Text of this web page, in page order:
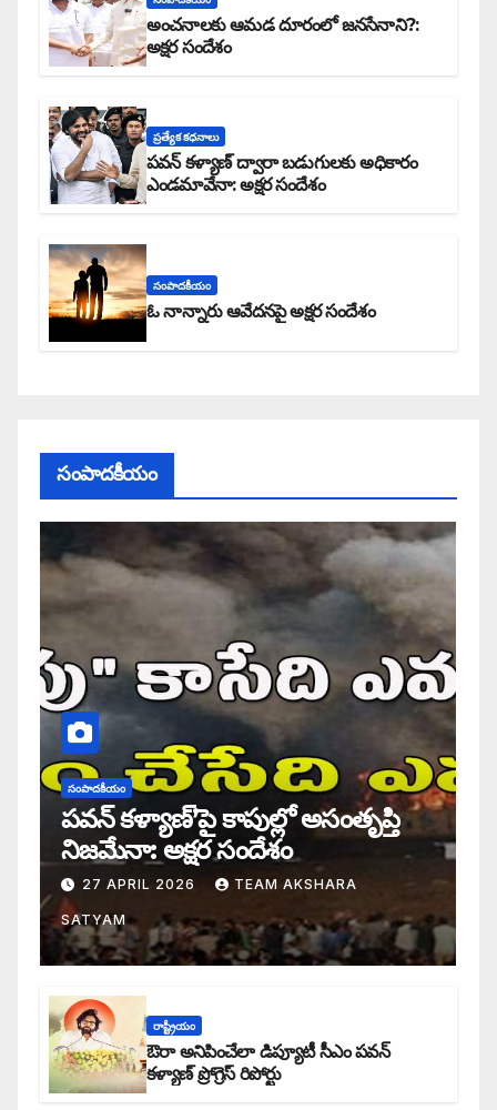
అంచనాలకు ఆమడ దూరంలో జనసేనాని?:
అక్షర సందేశం
ప్రత్యేక కధనాలు
పవన్ కళ్యాణ్ ద్వారా బడుగులకు అధికారం
ఎండమావేనా: అక్షర సందేశం
సంపాదకీయం
ఓ నాన్నారు ఆవేదనపై అక్షర సందేశం
సంపాదకీయం
సంపాదకీయం
పవన్ కళ్యాణ్’పై కాపుల్లో అసంతృప్తి
నిజమేనా: అక్షర సందేశం
27 APRIL 2026 TEAM AKSHARA
SATYAM
రాష్ట్రీయం
ఔరా అనిపించేలా డిప్యూటీ సీఎం పవన్
కళ్యాణ్ ప్రోగ్రెస్ రిపోర్టు